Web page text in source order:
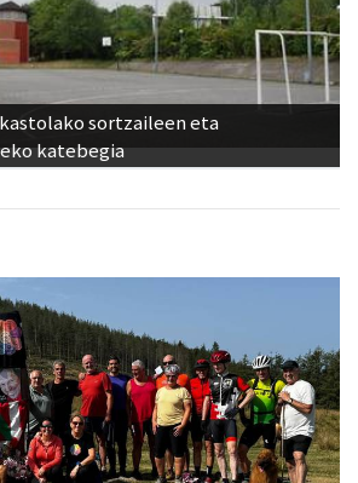
sortzaileen eta
katebegia